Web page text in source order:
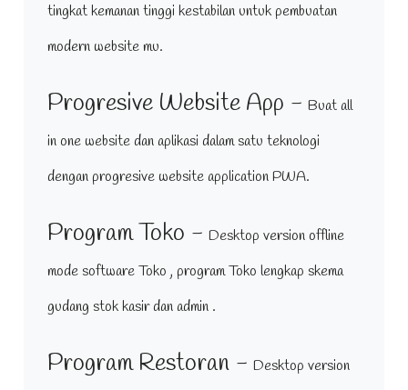
tingkat kemanan tinggi kestabilan untuk pembuatan
modern website mu.
Progresive Website App - Buat all
in one website dan aplikasi dalam satu teknologi
dengan progresive website application PWA.
Program Toko - Desktop version offline
mode software Toko , program Toko lengkap skema
gudang stok kasir dan admin .
Program Restoran - Desktop version